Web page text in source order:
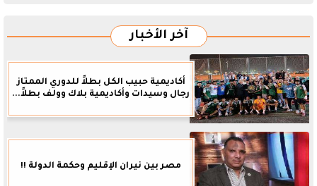
آخر الأخبار
أكاديمية حبيب الكل بطلاً للدوري الممتاز
رجال وسيدات وأكاديمية بلاك وولف بطلاً...
مصر بين نيران الإقليم وحكمة الدولة !!